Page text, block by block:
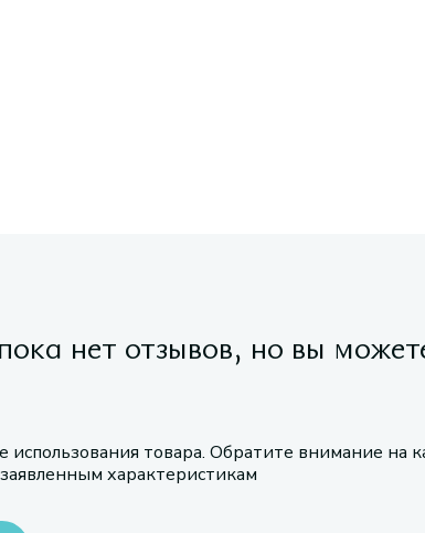
нет отзывов, но вы
использования товара. Обратите внимание на
характеристикам